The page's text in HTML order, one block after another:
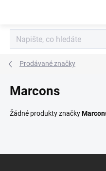
Prodávané značky
Marcons
Žádné produkty značky